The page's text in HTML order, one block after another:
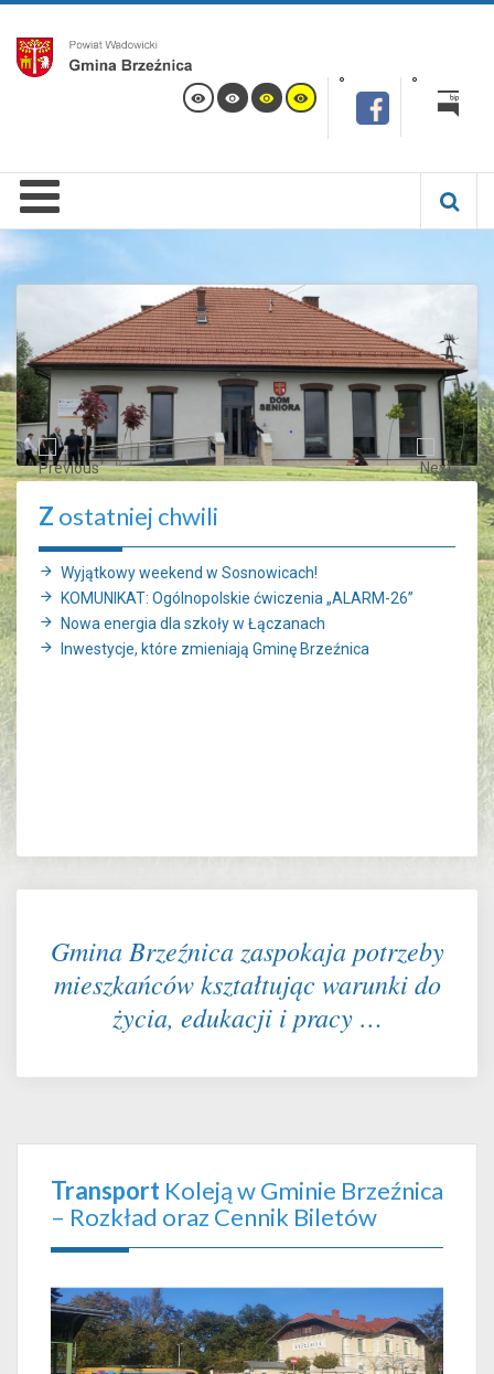
Z ostatniej chwili
Wyjątkowy weekend w Sosnowicach!
KOMUNIKAT: Ogólnopolskie ćwiczenia „ALARM-26”
Nowa energia dla szkoły w Łączanach
Inwestycje, które zmieniają Gminę Brzeźnica
Gmina Brzeźnica zaspokaja potrzeby
mieszkańców kształtując warunki do
życia, edukacji i pracy …
Transport Koleją w Gminie Brzeźnica
– Rozkład oraz Cennik Biletów